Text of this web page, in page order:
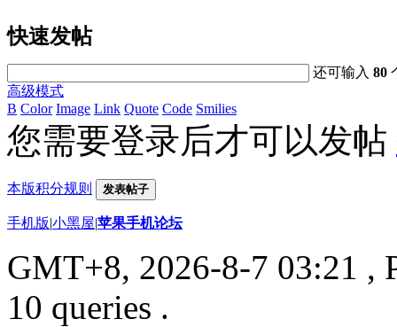
快速发帖
还可输入80
高级模式
B Color Image Link Quote Code Smilies
您需要登录后才可以发帖
本版积分规则 发表帖子
手机版|小黑屋|苹果手机论坛
GMT+8, 2026-8-7 03:21 ,
10 queries .